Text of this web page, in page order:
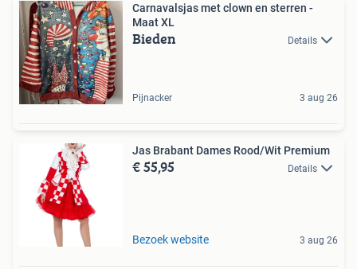
Carnavalsjas met clown en sterren -
Maat XL
Bieden Details
Pijnacker 3 aug 26
Jas Brabant Dames Rood/Wit Premium
€ 55,95 Details
Bezoek website 3 aug 26